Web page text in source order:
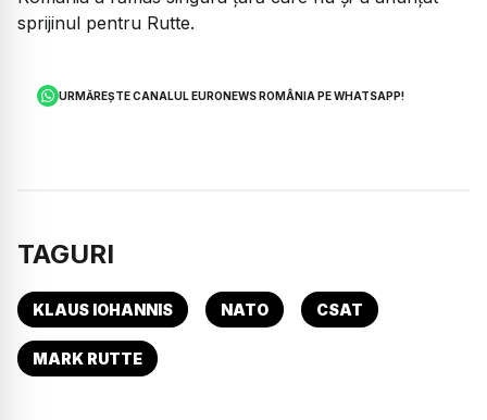
sprijinul pentru Rutte.
URMĂREȘTE CANALUL EURONEWS ROMÂNIA PE WHATSAPP!
TAGURI
KLAUS IOHANNIS NATO CSAT
MARK RUTTE